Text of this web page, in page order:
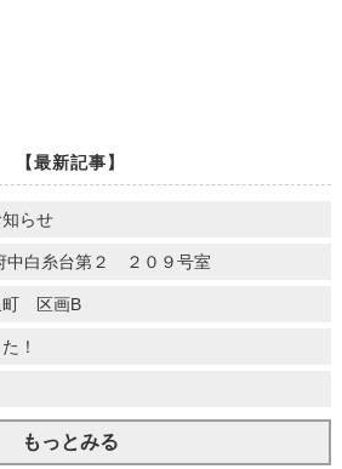
【最新記事】
らせ
中白糸台第２ ２０９号室
町 区画B
！
もっとみる